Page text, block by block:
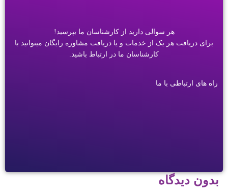
هر سوالی دارید از کارشناسان ما بپرسید!
برای دریافت هر یک از خدمات و یا دریافت مشاوره رایگان میتوانید با
کارشناسان ما در ارتباط باشید.
راه های ارتباطی با ما
بدون دیدگاه